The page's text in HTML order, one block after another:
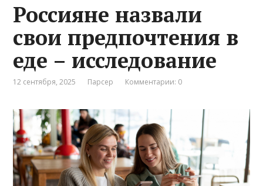
Россияне назвали
свои предпочтения в
еде – исследование
12 сентября, 2025 Парсер Комментарии: 0